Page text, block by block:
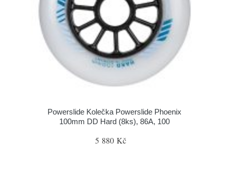
Powerslide Kolečka Powerslide Phoenix
100mm DD Hard (8ks), 86A, 100
5 880 Kč